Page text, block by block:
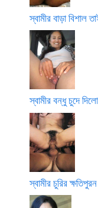
স্বামীর বাড়া বিশাল
স্বামীর বন্ধু চুদে
স্বামীর চুরির